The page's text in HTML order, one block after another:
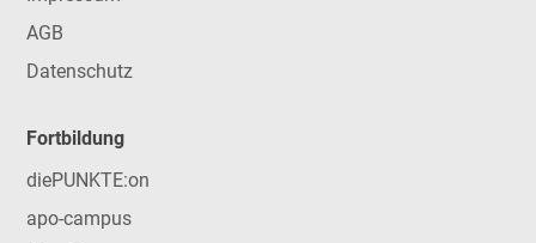
AGB
Datenschutz
Fortbildung
diePUNKTE:on
apo-campus